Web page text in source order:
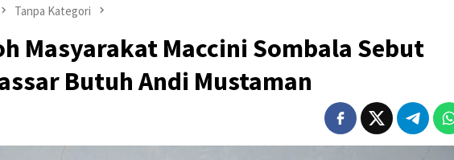
Tanpa Kategori
Masyarakat Maccini Sombala Sebut
Butuh Andi Mustaman